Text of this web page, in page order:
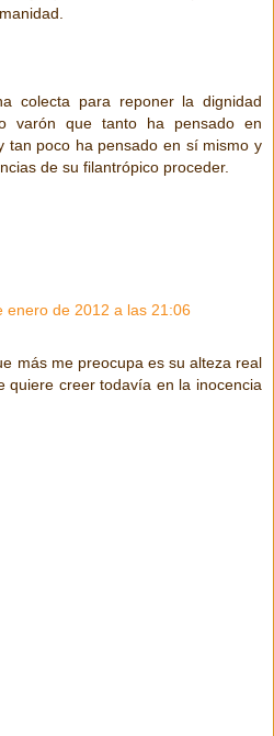
colecta para reponer la dignidad
varón que tanto ha pensado en
tan poco ha pensado en sí mismo y
de su filantrópico proceder.
enero de 2012 a las 21:06
más me preocupa es su alteza real
quiere creer todavía en la inocencia